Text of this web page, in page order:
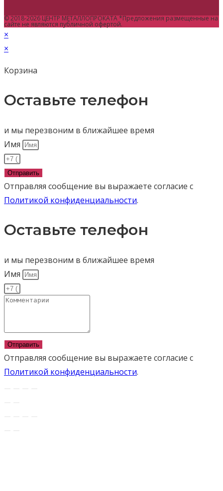
© 2018-2026 ЦЕНТР МЕТАЛЛОПРОКАТА *Предложения размещенные на
сайте не являются публичной офертой.
×
×
Корзина
Оставьте телефон
и мы перезвоним в ближайшее время
Имя
Отправить
Отправляя сообщение вы выражаете согласие с
Политикой конфиденциальности.
Оставьте телефон
и мы перезвоним в ближайшее время
Имя
Отправить
Отправляя сообщение вы выражаете согласие с
Политикой конфиденциальности.